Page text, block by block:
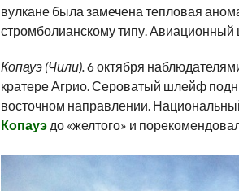
вулкане была замечена тепловая
стромболианскому типу. Авиационный
Копауэ (Чили). 6 октября
кратере Агрио. Сероватый шлейф
восточном направлении.
Копауэдо «желтого» и